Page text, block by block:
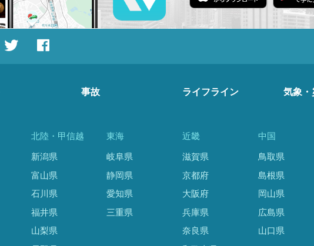
事故 ライフライン 気象・
北陸・甲信越
新潟県
富山県
石川県
福井県
山梨県
東海
岐阜県
静岡県
愛知県
三重県
近畿
滋賀県
京都府
大阪府
兵庫県
奈良県
中国
鳥取県
島根県
岡山県
広島県
山口県